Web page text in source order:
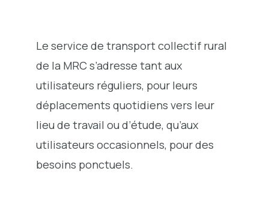
Le service de transport collectif rural
de la MRC s’adresse tant aux
utilisateurs réguliers, pour leurs
déplacements quotidiens vers leur
lieu de travail ou d’étude, qu’aux
utilisateurs occasionnels, pour des
besoins ponctuels.